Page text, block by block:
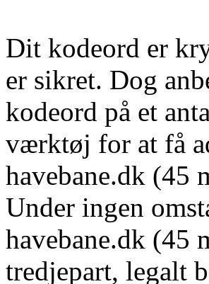
Dit kodeord er
er sikret. Dog
kodeord på et
værktøj for at få
havebane.dk (45
Under ingen
havebane.dk (45
tredjepart, legalt